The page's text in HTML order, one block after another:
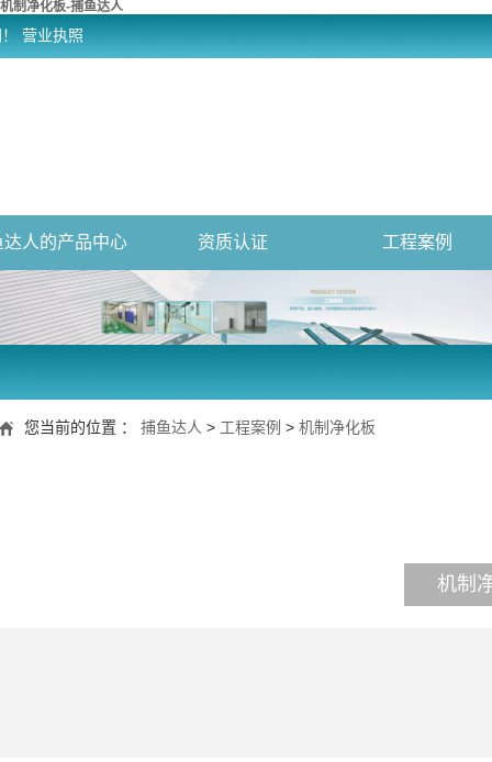
机制净化板-捕鱼达人
营业执照
达人的产品中心 资质认证 工程案例
您当前的位置 ： 捕鱼达人 > 工程案例 > 机制净化板
机制